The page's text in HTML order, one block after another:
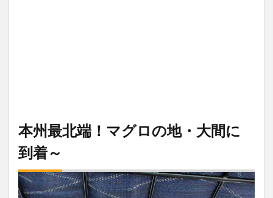
本州最北端！マグロの地・大間に
到着～